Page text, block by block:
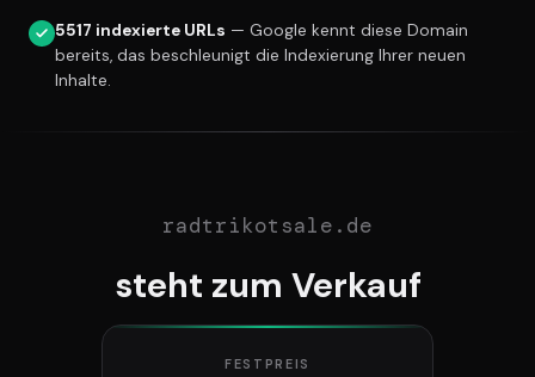
5517 indexierte URLs — Google kennt diese Domain
bereits, das beschleunigt die Indexierung Ihrer neuen
Inhalte.
radtrikotsale.de
steht zum Verkauf
FESTPREIS